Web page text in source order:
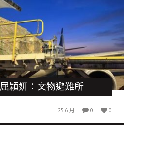
屈穎妍：文物避難所
25 6 月 0 0